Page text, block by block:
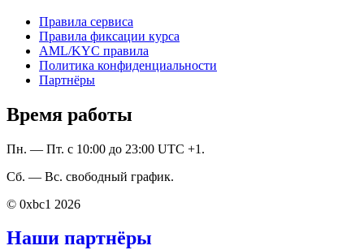
Правила сервиса
Правила фиксации курса
AML/KYC правила
Политика конфиденциальности
Партнёры
Время работы
Пн. — Пт. с 10:00 до 23:00 UTC +1.
Сб. — Вс. свободный график.
© 0xbc1 2026
Наши партнёры